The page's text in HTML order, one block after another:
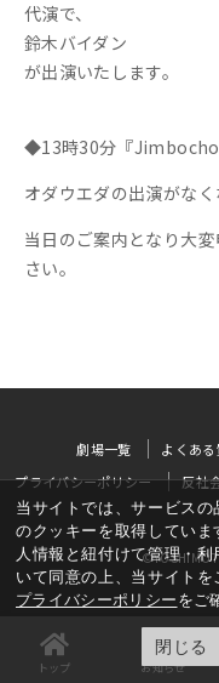
代演で、
鈴木バイダン
が出演いたします。
◆13時30分『
オダウエダの出演がなく
当日のご案内となり大
さい。
トップ お知らせ
当サイトでは、サービス
のクッキーを取得してい
人情報と紐付けて管理・
いて同意の上、当サイト
プライバシーポリシーをご
閉じる
劇場一覧 よくあ
プライバシーポリシー
反社